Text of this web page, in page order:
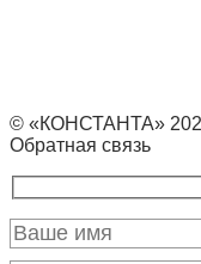
© «КОНСТАНТА»
Обратная связь